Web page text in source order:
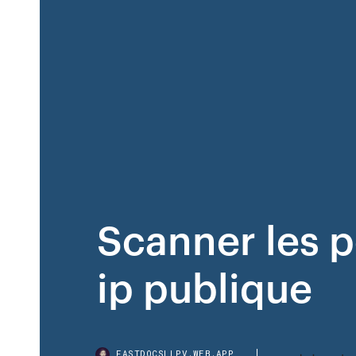
Scanner les
ip publique
FASTDOCSLLPV.WEB.APP